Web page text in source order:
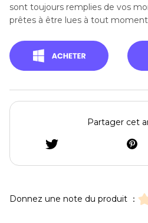
sont toujours remplies de vos
prêtes à être lues à tout
Partager cet
Donnez une note du produit ：